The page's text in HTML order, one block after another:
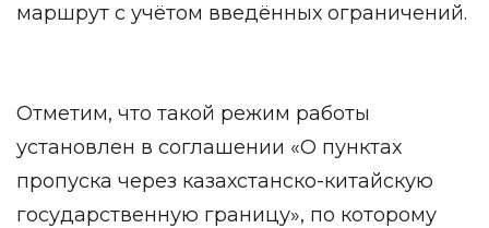
маршрут с учётом введённых ограничений.
Отметим, что такой режим работы
установлен в соглашении «О пунктах
пропуска через казахстанско-китайскую
государственную границу», по которому